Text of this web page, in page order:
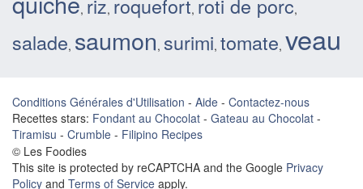
, , , ,
salade, saumon, surimi, tomate, veau
Conditions Générales d'Utilisation - Aide - Contactez-nous
Recettes stars: Fondant au Chocolat - Gateau au Chocolat -
Tiramisu - Crumble - Filipino Recipes
© Les Foodies
This site is protected by reCAPTCHA and the Google Privacy
Policy and Terms of Service apply.